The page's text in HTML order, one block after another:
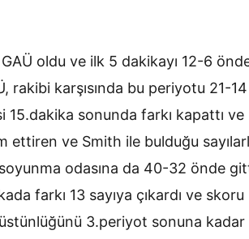
oldu ve ilk 5 dakikayı 12-6
karşısında bu periyotu 21-14
sonunda farkı kapattı ve
ettiren ve Smith ile bulduğu
odasına da 40-32 önde
farkı 13 sayıya çıkardı ve skoru
3.periyot sonuna kadar